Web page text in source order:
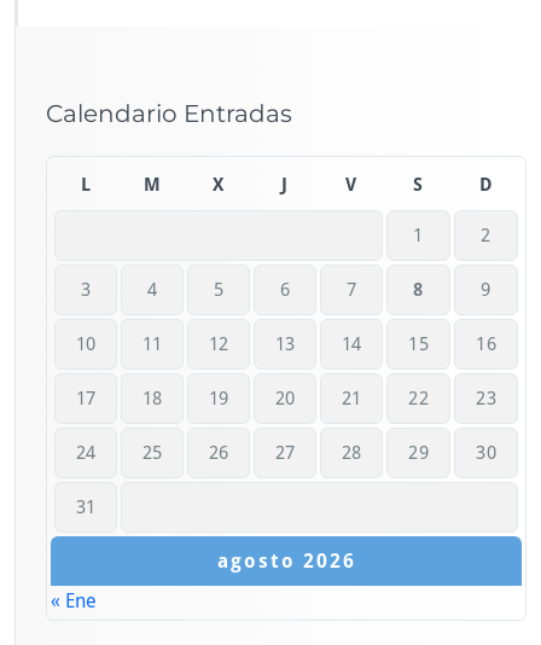
Calendario Entradas
agosto 2026
L M X V S D
1 2
3 4 5 6 7 8 9
10 11 12 13 14 15 16
17 18 19 20 21 22 23
24 25 26 27 28 29 30
31
« Ene